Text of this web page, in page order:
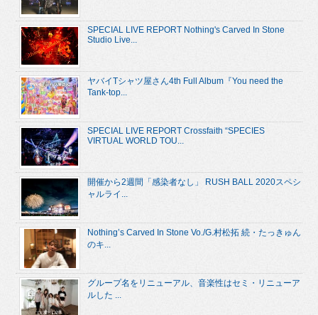
SPECIAL LIVE REPORT Nothing's Carved In Stone
Studio Live...
ヤバイTシャツ屋さん4th Full Album『You need the
Tank-top...
SPECIAL LIVE REPORT Crossfaith “SPECIES
VIRTUAL WORLD TOU...
開催から2週間「感染者なし」 RUSH BALL 2020スペシ
ャルライ...
Nothing’s Carved In Stone Vo./G.村松拓 続・たっきゅん
のキ...
グループ名をリニューアル、音楽性はセミ・リニューア
ルした ...